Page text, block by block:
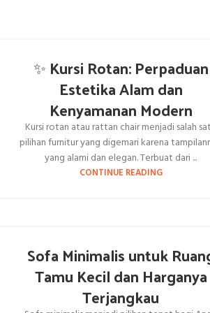
✨ Kursi Rotan: Perpaduan
Estetika Alam dan
Kenyamanan Modern
Kursi rotan atau rattan chair menjadi salah
pilihan furnitur yang digemari karena
yang alami dan elegan. Terbuat dari ...
CONTINUE READING
Sofa Minimalis untuk
Tamu Kecil dan Harganya
Terjangkau